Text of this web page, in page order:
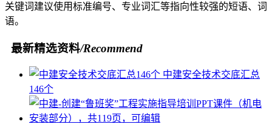
关键词建议使用标准编号、专业词汇等指向性较强的短语、词
语。
最新精选资料/Recommend
中建安全技术交底汇总
146个